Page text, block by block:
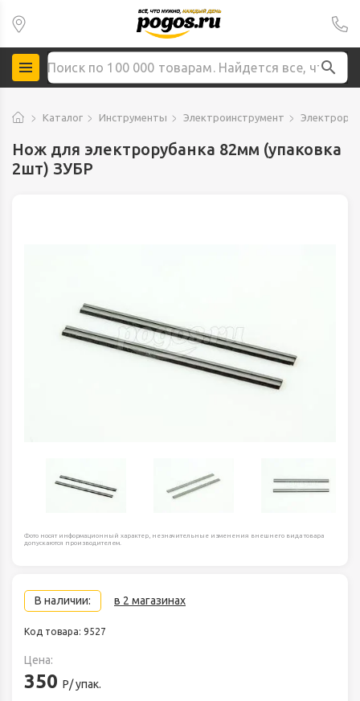
Каталог Инструменты Электроинструмент
Нож для электрорубанка 82мм (упаковка
2шт) ЗУБР
Фото носят информационный характер, незначительные изменения внешнего вида товара
допускаются производителем.
В наличии: в 2 магазинах
Код товара: 9527
Цена:
350 Р/ упак.